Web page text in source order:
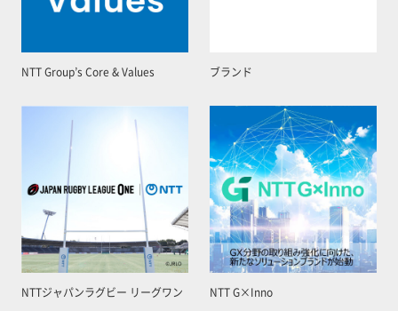
NTT Group’s Core & Values ブランド
NTTジャパンラグビー リーグワン NTT G×Inno